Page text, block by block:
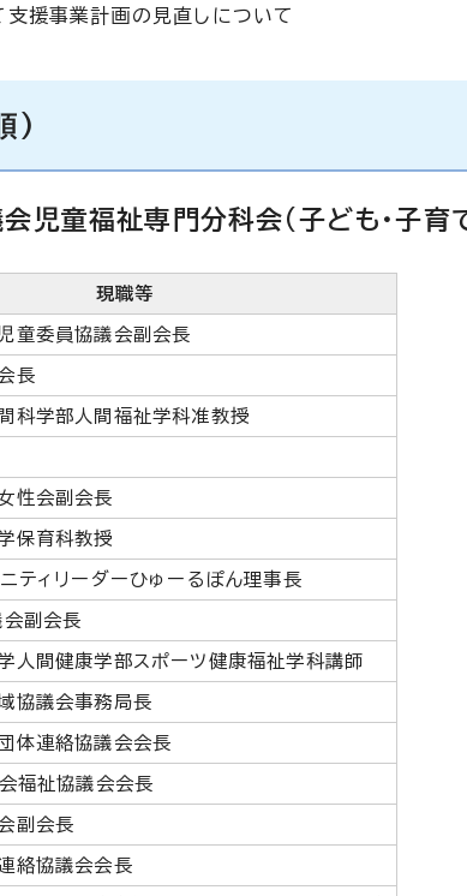
援事業計画の見直しについて
)
児童福祉専門分科会(子ども・子育
現職等
童委員協議会副会長
長
科学部人間福祉学科准教授
性会副会長
保育科教授
ティリーダーひゅーるぽん理事長
副会長
人間健康学部スポーツ健康福祉学科講師
協議会事務局長
体連絡協議会会長
福祉協議会会長
副会長
絡協議会会長